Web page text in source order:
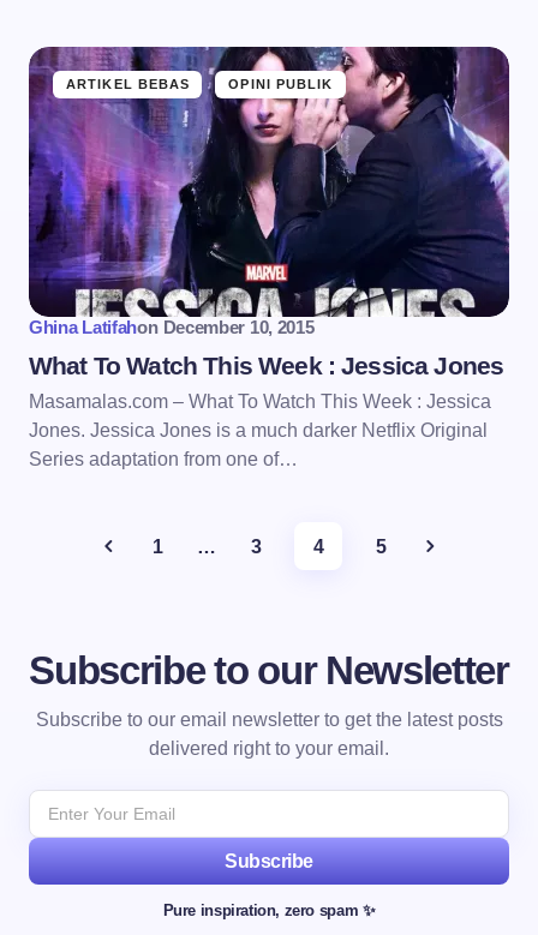
ARTIKEL BEBAS OPINI PUBLIK
Ghina Latifahon December 10, 2015
What To Watch This Week : Jessica Jones
Masamalas.com – What To Watch This Week : Jessica
Jones. Jessica Jones is a much darker Netflix Original
Series adaptation from one of…
1 … 3 4 5
Subscribe to our Newsletter
Subscribe to our email newsletter to get the latest posts
delivered right to your email.
Subscribe
Pure inspiration, zero spam ✨